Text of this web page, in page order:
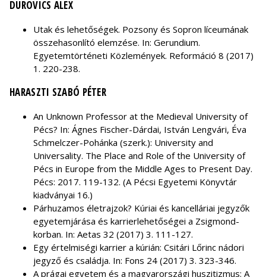
DUROVICS ALEX
Utak és lehetőségek. Pozsony és Sopron líceumának
összehasonlító elemzése. In: Gerundium.
Egyetemtörténeti Közlemények. Reformáció 8 (2017)
1. 220-238.
HARASZTI SZABÓ PÉTER
An Unknown Professor at the Medieval University of
Pécs? In: Ágnes Fischer-Dárdai, István Lengvári, Éva
Schmelczer-Pohánka (szerk.): University and
Universality. The Place and Role of the University of
Pécs in Europe from the Middle Ages to Present Day.
Pécs: 2017. 119-132. (A Pécsi Egyetemi Könyvtár
kiadványai 16.)
Párhuzamos életrajzok? Kúriai és kancelláriai jegyzők
egyetemjárása és karrierlehetőségei a Zsigmond-
korban. In: Aetas 32 (2017) 3. 111-127.
Egy értelmiségi karrier a kúrián: Csitári Lőrinc nádori
jegyző és családja. In: Fons 24 (2017) 3. 323-346.
A prágai egyetem és a magyarországi huszitizmus: A